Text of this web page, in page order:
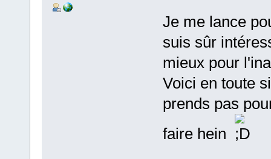
Je me lance
suis sûr
mieux pour
Voici en toute
prends pas
faire hein